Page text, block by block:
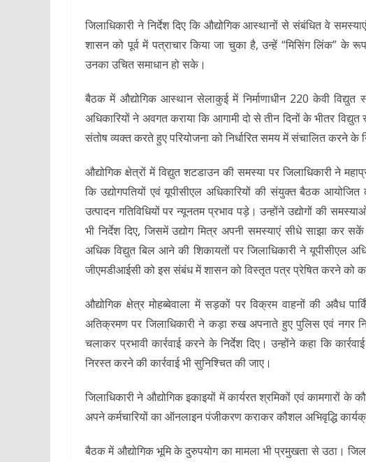
जिलाधिकारी ने निर्देश दिए कि औद्योगिक आस्थानों से संबंधित वे
शासन को पूर्व में पत्राचार किया जा चुका है, उन्हें “मिसिंग लिंक” के
उनका उचित समाधान हो सके।
बैठक में औद्योगिक आस्थान सेलाकुई में निर्माणाधीन 220 केवी विद्युत
अधिकारियों ने अवगत कराया कि आगामी दो से तीन दिनों के भीतर
संतोष व्यक्त करते हुए परियोजना को निर्धारित समय में संचालित करने के
औद्योगिक क्षेत्रों में विद्युत शटडाउन की समस्या पर जिलाधिकारी ने
कि उद्योगपतियों एवं यूपीसीएल अधिकारियों की संयुक्त बैठक
उत्पादन गतिविधियों पर न्यूनतम प्रभाव पड़े। उन्होंने उद्योगों की
भी निर्देश दिए, जिसमें उद्योग मित्र अपनी समस्याएं सीधे साझा कर
अधिक विद्युत बिल आने की शिकायतों पर जिलाधिकारी ने यूपीसीएल
जीएमडीआईसी को इस संबंध में शासन को विस्तृत पत्र प्रेषित करने को
औद्योगिक क्षेत्र मोहब्बेवाला में सड़कों पर विक्रम वाहनों की अवैध
अतिक्रमण पर जिलाधिकारी ने कड़ा रुख अपनाते हुए पुलिस एवं नगर
चलाकर प्रभावी कार्रवाई करने के निर्देश दिए। उन्होंने कहा कि
निरस्त करने की कार्रवाई भी सुनिश्चित की जाए।
जिलाधिकारी ने औद्योगिक इकाइयों में कार्यरत श्रमिकों एवं कामगारों
अपने कर्मचारियों का ऑनलाइन पंजीकरण कराकर कौशल अभिवृद्धि
बैठक में औद्योगिक भूमि के दुरुपयोग का मामला भी प्रमुखता से उठा।